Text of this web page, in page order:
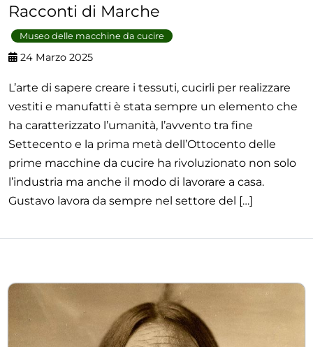
Racconti di Marche
Museo delle macchine da cucire
24 Marzo 2025
L’arte di sapere creare i tessuti, cucirli per realizzare
vestiti e manufatti è stata sempre un elemento che
ha caratterizzato l’umanità, l’avvento tra fine
Settecento e la prima metà dell’Ottocento delle
prime macchine da cucire ha rivoluzionato non solo
l’industria ma anche il modo di lavorare a casa.
Gustavo lavora da sempre nel settore del […]